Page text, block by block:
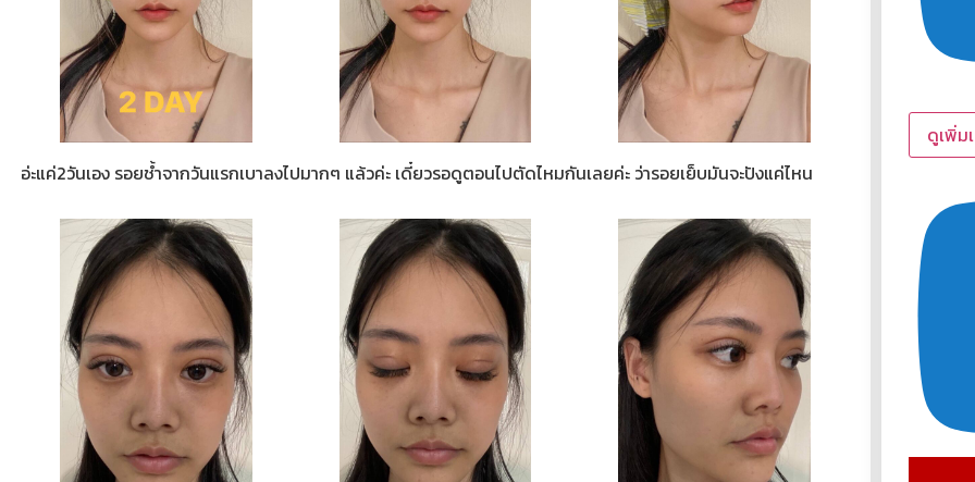
อ่ะแค่2วันเอง รอยช้ำจากวันแรกเบาลงไปมากๆ แล้วค่ะ เดี๋ยวรอดูตอนไปตัดไหมกันเลยค่ะ ว่ารอยเย็บมันจะปังแค่ไหน
ดูเพิ่ม